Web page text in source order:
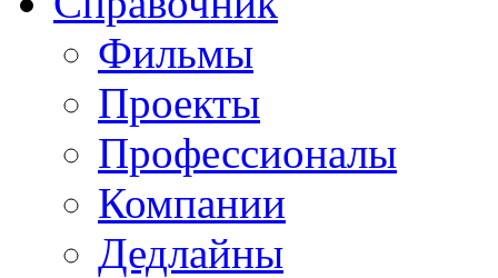
Фильмы
Проекты
Профессионалы
Компании
Дедлайны